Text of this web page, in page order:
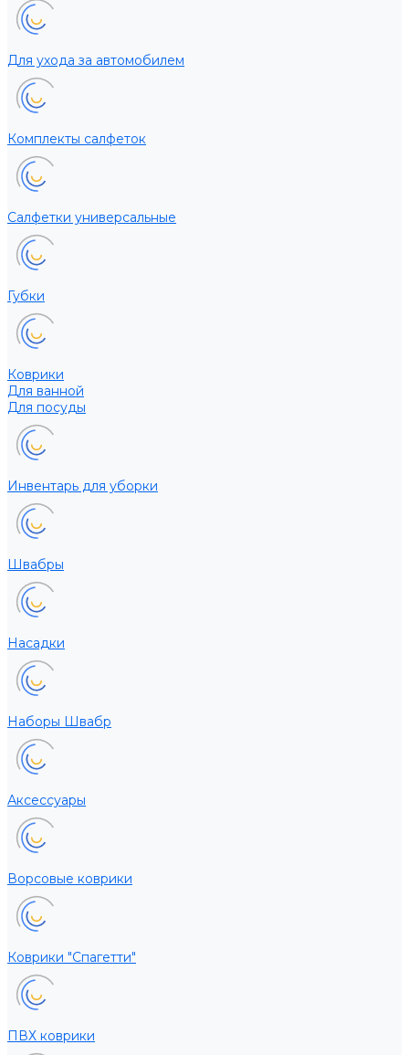
Для ухода за автомобилем
Комплекты салфеток
Салфетки универсальные
Губки
Коврики
Для ванной
Для посуды
Инвентарь для уборки
Швабры
Насадки
Наборы Швабр
Аксессуары
Ворсовые коврики
Коврики "Спагетти"
ПВХ коврики